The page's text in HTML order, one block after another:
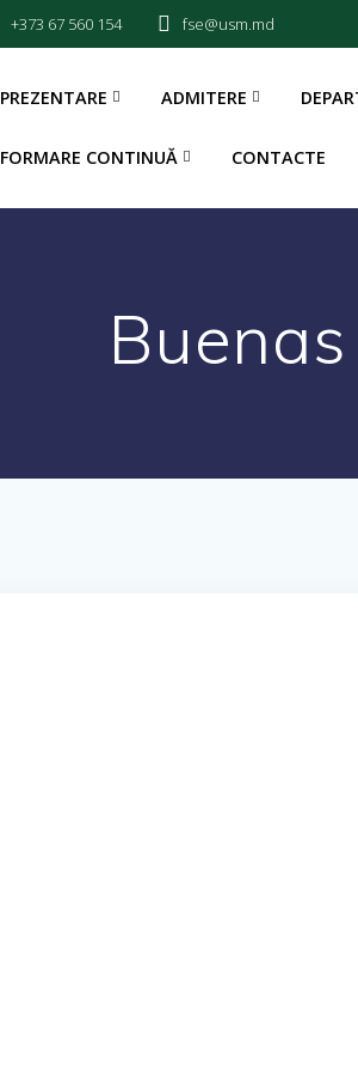
+373 67 560 154 fse@usm.md
PREZENTARE ADMITERE
FORMARE CONTINUĂ CONTACTE